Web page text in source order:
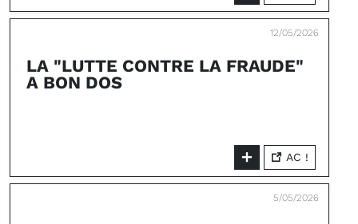
12/05/2026
LA "LUTTE CONTRE LA FRAUDE"
A BON DOS
AC !
5/05/2026